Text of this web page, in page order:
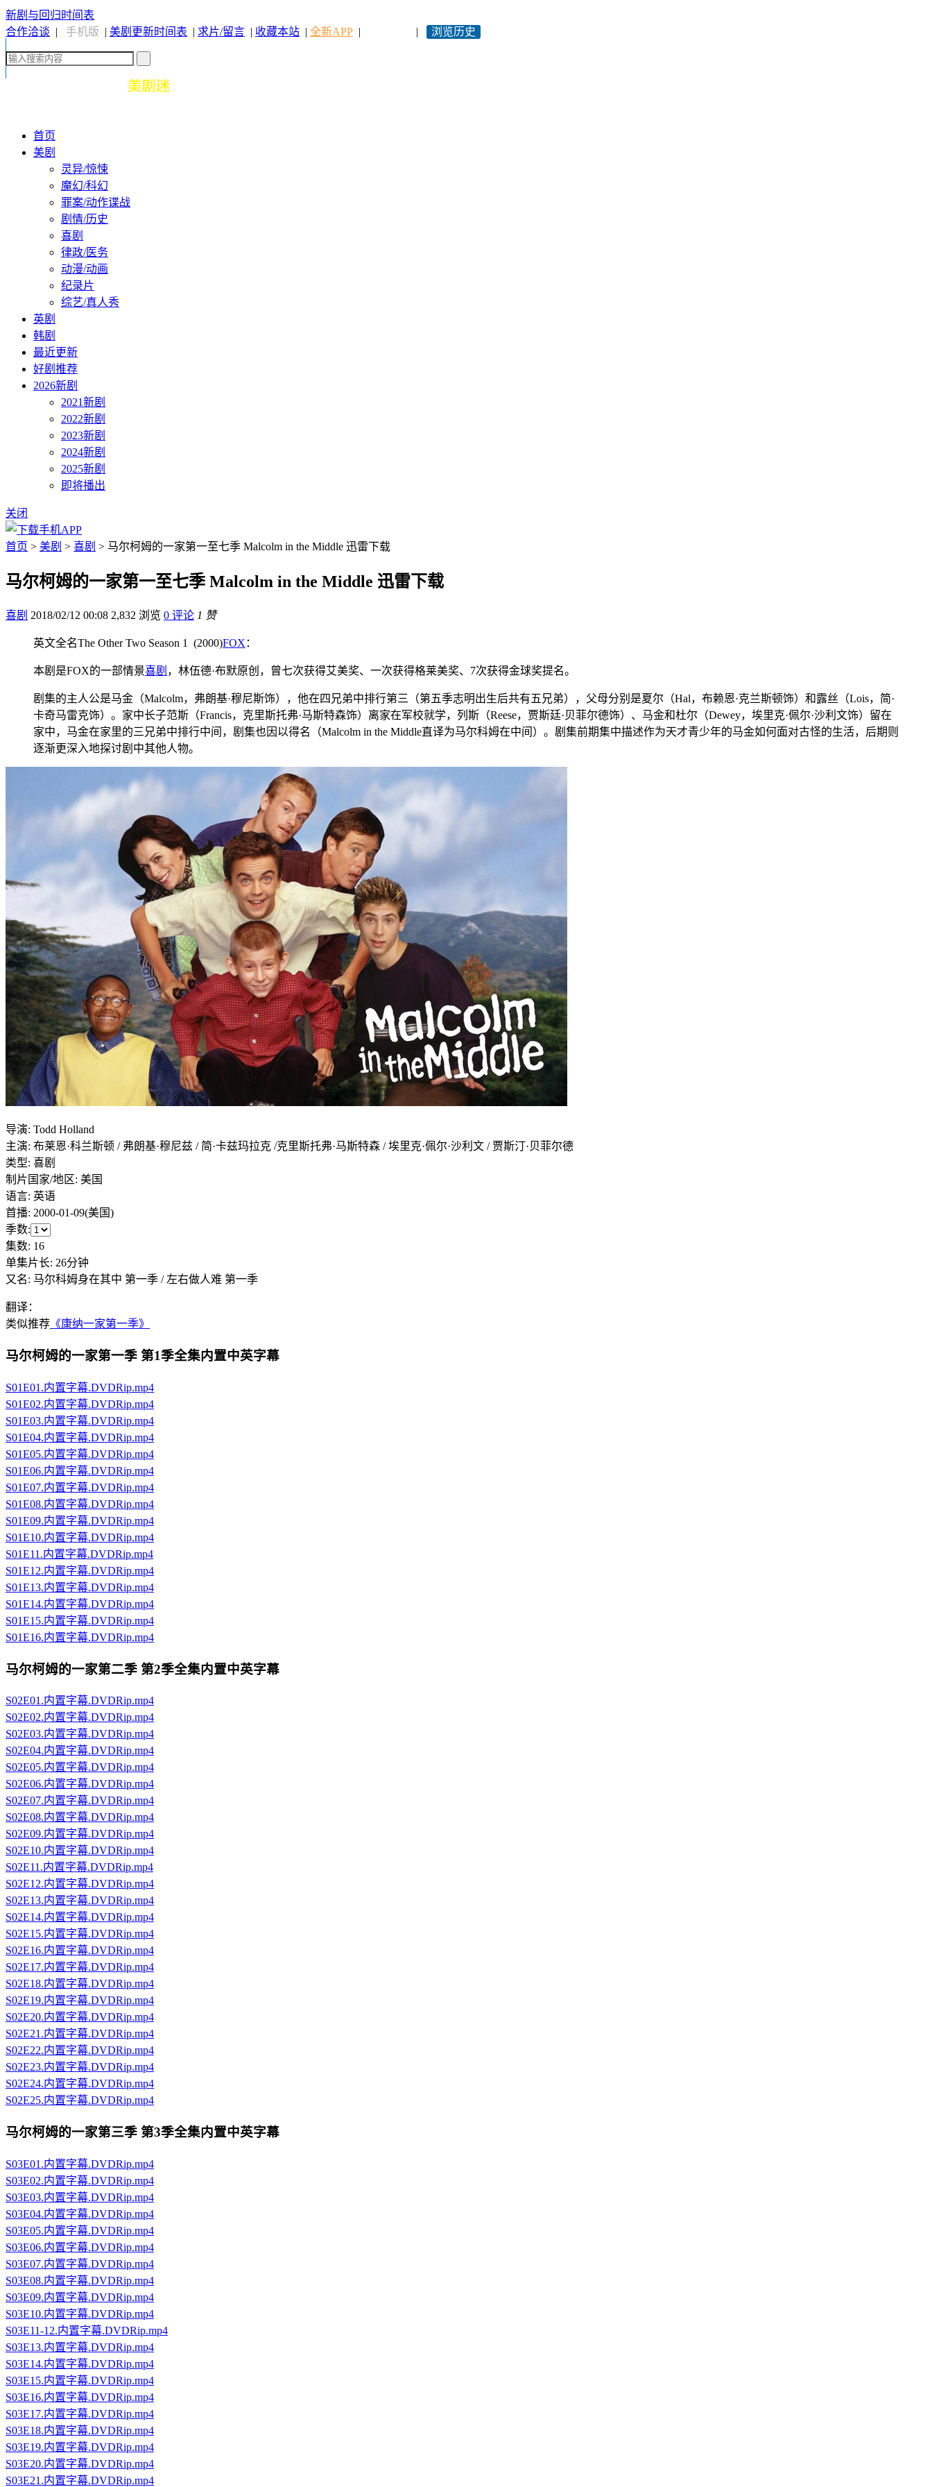
新剧与回归时间表
合作洽谈 | 手机版 | 美剧更新时间表 | 求片/留言 | 收藏本站 | 全新APP | | 浏览历史
首页
美剧
灵异/惊悚
魔幻/科幻
罪案/动作谍战
剧情/历史
喜剧
律政/医务
动漫/动画
纪录片
综艺/真人秀
英剧
韩剧
最近更新
好剧推荐
2026新剧
2021新剧
2022新剧
2023新剧
2024新剧
2025新剧
即将播出
关闭
首页 > 美剧 > 喜剧 > 马尔柯姆的一家第一至七季 Malcolm in the Middle 迅雷下载
马尔柯姆的一家第一至七季 Malcolm in the Middle 迅雷下载
喜剧 2018/02/12 00:08 2,832 浏览 0 评论 1 赞
英文全名The Other Two Season 1 (2000)FOX ：
本剧是FOX的一部情景喜剧 ，林伍德·布默原创，曾七次获得艾美奖、一次获得格莱美奖、7次获得金球奖提名。
剧集的主人公是马金（Malcolm，弗朗基·穆尼斯饰），他在四兄弟中排行第三（第五季志明出生后共有五兄弟），父母分别是夏尔（Hal，布赖恩·克兰斯顿饰）和露丝（Lois，简·
卡奇马雷克饰）。家中长子范斯（Francis，克里斯托弗·马斯特森饰）离家在军校就学，列斯（Reese，贾斯廷·贝菲尔德饰）、马金和杜尔（Dewey，埃里克·佩尔·沙利文饰）留在
家中，马金在家里的三兄弟中排行中间，剧集也因以得名（Malcolm in the Middle直译为马尔科姆在中间）。剧集前期集中描述作为天才青少年的马金如何面对古怪的生活，后期则
逐渐更深入地探讨剧中其他人物。
导演: Todd Holland
主演: 布莱恩·科兰斯顿 / 弗朗基·穆尼兹 / 简·卡兹玛拉克 /克里斯托弗·马斯特森 / 埃里克·佩尔·沙利文 / 贾斯汀·贝菲尔德
类型: 喜剧
制片国家/地区: 美国
语言: 英语
首播: 2000-01-09(美国)
季数:
集数: 16
单集片长: 26分钟
又名: 马尔科姆身在其中 第一季 / 左右做人难 第一季
翻译：
类似推荐 《康纳一家第一季》
马尔柯姆的一家第一季 第1季全集内置中英字幕
S01E01.内置字幕.DVDRip.mp4
S01E02.内置字幕.DVDRip.mp4
S01E03.内置字幕.DVDRip.mp4
S01E04.内置字幕.DVDRip.mp4
S01E05.内置字幕.DVDRip.mp4
S01E06.内置字幕.DVDRip.mp4
S01E07.内置字幕.DVDRip.mp4
S01E08.内置字幕.DVDRip.mp4
S01E09.内置字幕.DVDRip.mp4
S01E10.内置字幕.DVDRip.mp4
S01E11.内置字幕.DVDRip.mp4
S01E12.内置字幕.DVDRip.mp4
S01E13.内置字幕.DVDRip.mp4
S01E14.内置字幕.DVDRip.mp4
S01E15.内置字幕.DVDRip.mp4
S01E16.内置字幕.DVDRip.mp4
马尔柯姆的一家第二季 第2季全集内置中英字幕
S02E01.内置字幕.DVDRip.mp4
S02E02.内置字幕.DVDRip.mp4
S02E03.内置字幕.DVDRip.mp4
S02E04.内置字幕.DVDRip.mp4
S02E05.内置字幕.DVDRip.mp4
S02E06.内置字幕.DVDRip.mp4
S02E07.内置字幕.DVDRip.mp4
S02E08.内置字幕.DVDRip.mp4
S02E09.内置字幕.DVDRip.mp4
S02E10.内置字幕.DVDRip.mp4
S02E11.内置字幕.DVDRip.mp4
S02E12.内置字幕.DVDRip.mp4
S02E13.内置字幕.DVDRip.mp4
S02E14.内置字幕.DVDRip.mp4
S02E15.内置字幕.DVDRip.mp4
S02E16.内置字幕.DVDRip.mp4
S02E17.内置字幕.DVDRip.mp4
S02E18.内置字幕.DVDRip.mp4
S02E19.内置字幕.DVDRip.mp4
S02E20.内置字幕.DVDRip.mp4
S02E21.内置字幕.DVDRip.mp4
S02E22.内置字幕.DVDRip.mp4
S02E23.内置字幕.DVDRip.mp4
S02E24.内置字幕.DVDRip.mp4
S02E25.内置字幕.DVDRip.mp4
马尔柯姆的一家第三季 第3季全集内置中英字幕
S03E01.内置字幕.DVDRip.mp4
S03E02.内置字幕.DVDRip.mp4
S03E03.内置字幕.DVDRip.mp4
S03E04.内置字幕.DVDRip.mp4
S03E05.内置字幕.DVDRip.mp4
S03E06.内置字幕.DVDRip.mp4
S03E07.内置字幕.DVDRip.mp4
S03E08.内置字幕.DVDRip.mp4
S03E09.内置字幕.DVDRip.mp4
S03E10.内置字幕.DVDRip.mp4
S03E11-12.内置字幕.DVDRip.mp4
S03E13.内置字幕.DVDRip.mp4
S03E14.内置字幕.DVDRip.mp4
S03E15.内置字幕.DVDRip.mp4
S03E16.内置字幕.DVDRip.mp4
S03E17.内置字幕.DVDRip.mp4
S03E18.内置字幕.DVDRip.mp4
S03E19.内置字幕.DVDRip.mp4
S03E20.内置字幕.DVDRip.mp4
S03E21.内置字幕.DVDRip.mp4